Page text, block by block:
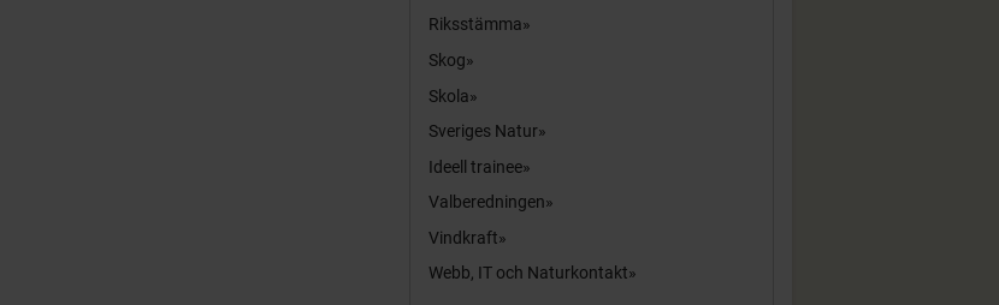
Riksstämma
Skog
Skola
Sveriges Natur
Ideell trainee
Valberedningen
Vindkraft
Webb, IT och Naturkontakt